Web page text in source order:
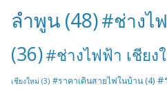
ลำพูน (48)#ช่างไ
(36)#ช่างไฟฟ้า เชียง
เชียงใหม่ (3) #ราคาเดินสายไฟในบ้าน (4) #